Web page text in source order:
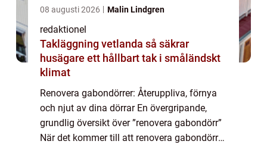
08 augusti 2026 Malin Lindgren
redaktionel
Takläggning vetlanda så säkrar
husägare ett hållbart tak i småländskt
klimat
Renovera gabondörrer: Återuppliva, förnya
och njut av dina dörrar En övergripande,
grundlig översikt över ”renovera gabondörr”
När det kommer till att renovera gabondörrer